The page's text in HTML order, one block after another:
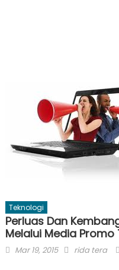
Teknologi
Perluas Dan
Melalui Media Promo
Posted
Mar 19, 2015 Author
rida tera